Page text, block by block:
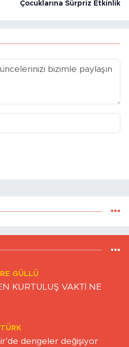
Çocuklarına Sürpriz Etkinlik
GÜLLÜ
KURTULUŞ VAKTİ NE
dengeler değişiyor